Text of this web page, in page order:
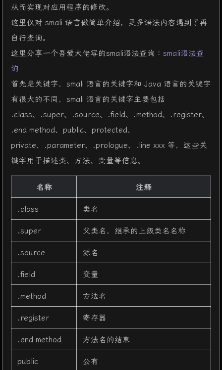
从而实现对应用程序的修改。
这里仅对 smali 语言做简单介绍，更多语法内容遇到了再
自行查询。
这里分享一个吾爱大佬写的smali语法查询： smali语法查
询
首先是关键字，smali 语言的关键字和 Java 语言的关键字
有很大的不同，smali 语言的关键字主要包括
.class、.super、.source、.field、.method、.register、
.end method、public、protected、
private、.parameter、.prologue、.line xxx 等，这些关
键字用于描述类、方法、变量等信息。
名称
注释
.class
类名
.super
父类名，继承的上级类名名称
.source
源名
.field
变量
.method
方法名
.register
寄存器
.end method
方法名的结束
public
公有